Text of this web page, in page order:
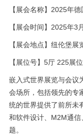
【展会名称】2025年
【展会时间】2025年3
【展会地点】纽伦堡展
【展位号】5厅 225展位
嵌入式世界展览与会议
会场所，包括领先的专
统的世界提供了前所未
和软件设计、M2M通
题。